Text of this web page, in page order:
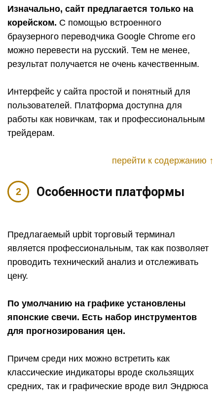
Изначально, сайт предлагается только на
корейском. С помощью встроенного
браузерного переводчика Google Chrome его
можно перевести на русский. Тем не менее,
результат получается не очень качественным.
Интерфейс у сайта простой и понятный для
пользователей. Платформа доступна для
работы как новичкам, так и профессиональным
трейдерам.
перейти к содержанию ↑
Особенности платформы
Предлагаемый upbit торговый терминал
является профессиональным, так как позволяет
проводить технический анализ и отслеживать
цену.
По умолчанию на графике установлены
японские свечи. Есть набор инструментов
для прогнозирования цен.
Причем среди них можно встретить как
классические индикаторы вроде скользящих
средних, так и графические вроде вил Эндрюса